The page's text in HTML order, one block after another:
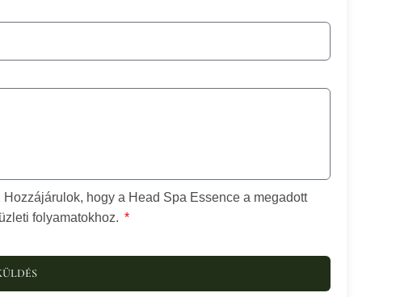
Hozzájárulok, hogy a Head Spa Essence a megadott
folyamatokhoz.